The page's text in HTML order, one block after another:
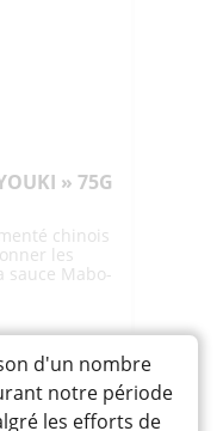
» 75G
chinois
les
sauce Mabo-
AJOUTERd'un nombre
notre période
les efforts de